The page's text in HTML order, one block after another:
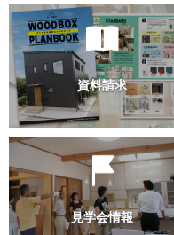
過去のブログ（月別）